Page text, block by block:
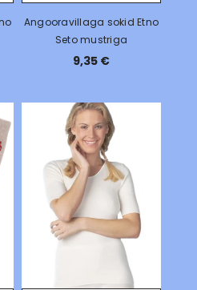
Angooravillaga sokid Etno
Seto mustriga
9,35 €